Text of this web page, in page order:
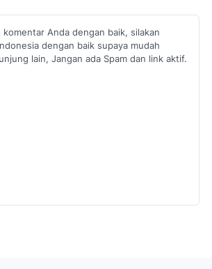
komentar Anda dengan baik, silakan
dengan baik supaya mudah
lain, Jangan ada Spam dan link aktif.